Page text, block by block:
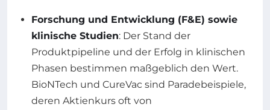
Forschung und Entwicklung (F&E) sowie
klinische Studien: Der Stand der
Produktpipeline und der Erfolg in klinischen
Phasen bestimmen maßgeblich den Wert.
BioNTech und CureVac sind Paradebeispiele,
deren Aktienkurs oft von